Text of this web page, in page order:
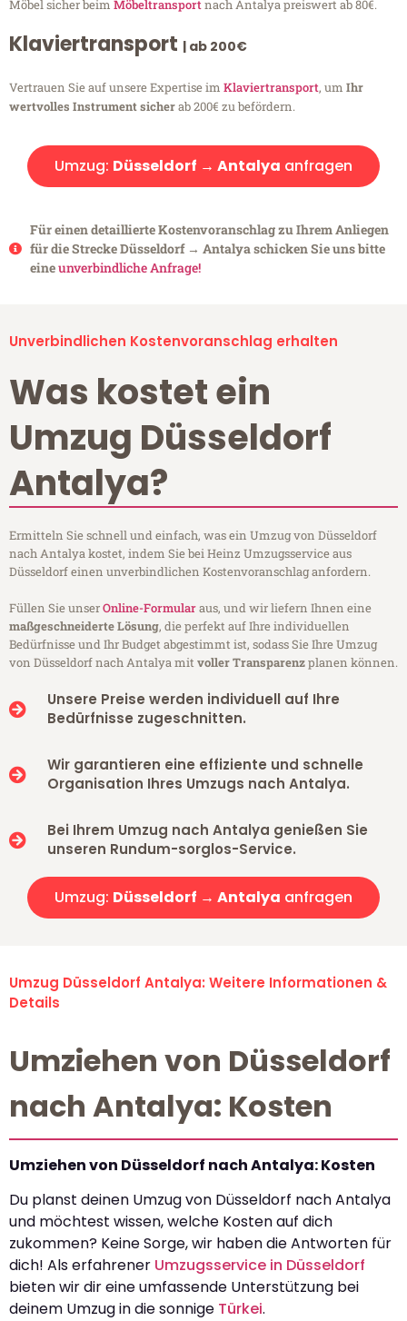
Möbel sicher beim Möbeltransportnach Antalya preiswert ab 80€.
Klaviertransport | ab 200€
Vertrauen Sie auf unsere Expertise im Klaviertransport, um Ihr
wertvolles Instrument sicherab 200€ zu befördern.
Umzug: Düsseldorf → Antalya anfragen
Für einen detaillierte Kostenvoranschlag zu Ihrem Anliegen
für die Strecke Düsseldorf → Antalya schicken Sie uns bitte
eineunverbindliche Anfrage!
Unverbindlichen Kostenvoranschlag erhalten
Was kostet ein
Umzug Düsseldorf
Antalya?
Ermitteln Sie schnell und einfach, was ein Umzug von Düsseldorf
nach Antalya kostet, indem Sie bei Heinz Umzugsservice aus
Düsseldorf einen unverbindlichen Kostenvoranschlag anfordern.
Füllen Sie unserOnline-Formularaus, und wir liefern Ihnen eine
maßgeschneiderte Lösung, die perfekt auf Ihre individuellen
Bedürfnisse und Ihr Budget abgestimmt ist, sodass Sie Ihre Umzug
von Düsseldorf nach Antalya mitvoller Transparenzplanen können.
Unsere Preise werden individuell auf Ihre
Bedürfnisse zugeschnitten.
Wir garantieren eine effiziente und schnelle
Organisation Ihres Umzugs nach Antalya.
Bei Ihrem Umzug nach Antalya genießen Sie
unseren Rundum-sorglos-Service.
Umzug: Düsseldorf → Antalya anfragen
Umzug Düsseldorf Antalya: Weitere Informationen &
Details
Umziehen von Düsseldorf
nach Antalya: Kosten
Umziehen von Düsseldorf nach Antalya: Kosten
Du planst deinen Umzug von Düsseldorf nach Antalya
und möchtest wissen, welche Kosten auf dich
zukommen? Keine Sorge, wir haben die Antworten für
dich! Als erfahrener Umzugsservice in Düsseldorf
bieten wir dir eine umfassende Unterstützung bei
deinem Umzug in die sonnige Türkei.